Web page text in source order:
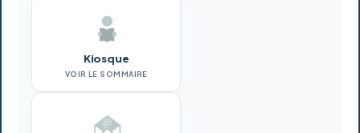
Kiosque
VOIR LE SOMMAIRE